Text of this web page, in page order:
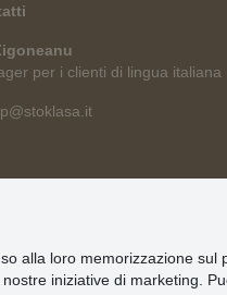
per i clienti di lingua italiana
alla loro memorizzazione sul
iniziative di marketing.